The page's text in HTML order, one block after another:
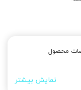
محصول
نمایش بیشتر